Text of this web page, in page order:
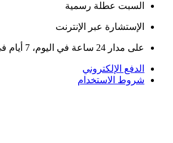
السبت عطلة رسمية
الإستشارة عبر الإنترنت
على مدار 24 ساعة في اليوم، 7 أيام في الأسبوع
الدفع الإلكتروني
شروط الاستخدام